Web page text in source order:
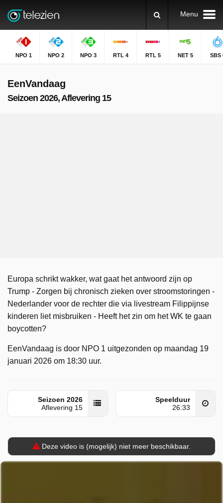
Menu
NPO 1 NPO 2 NPO 3 RTL 4 RTL 5 NET 5 SBS
EenVandaag
Seizoen 2026, Aflevering 15
Europa schrikt wakker, wat gaat het antwoord zijn op
Trump - Zorgen bij chronisch zieken over stroomstoringen -
Nederlander voor de rechter die via livestream Filippijnse
kinderen liet misbruiken - Heeft het zin om het WK te gaan
boycotten?
EenVandaag is door NPO 1 uitgezonden op maandag 19
januari 2026 om 18:30 uur.
Seizoen 2026
Aflevering 15
Speelduur
26:33
Deze video is (mogelijk) niet meer beschikbaar.